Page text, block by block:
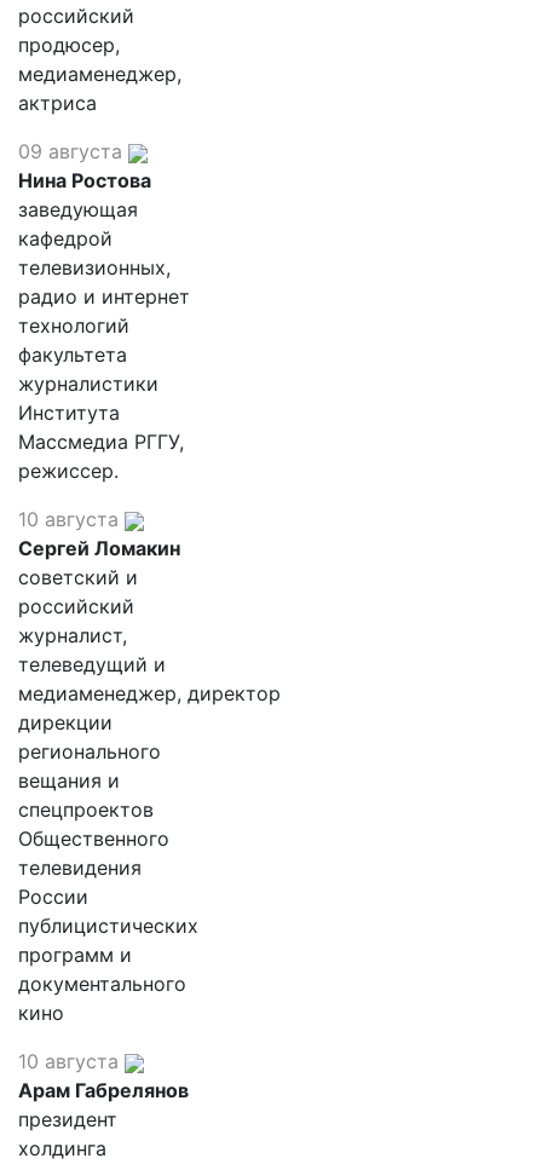
российский
продюсер,
медиаменеджер,
актриса
09 августа
Нина Ростова
заведующая
кафедрой
телевизионных,
радио и интернет
технологий
факультета
журналистики
Института
Массмедиа РГГУ,
режиссер.
10 августа
Сергей Ломакин
советский и
российский
журналист,
телеведущий и
медиаменеджер, директор
дирекции
регионального
вещания и
спецпроектов
Общественного
телевидения
России
публицистических
программ и
документального
кино
10 августа
Арам Габрелянов
президент
холдинга